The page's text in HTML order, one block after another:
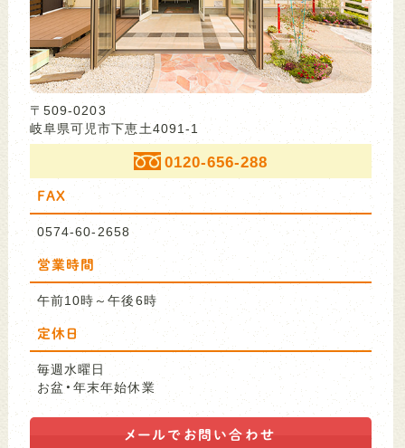
〒509-0203
岐阜県可児市下恵土4091-1
0120-656-288
FAX
0574-60-2658
営業時間
午前10時～午後6時
定休日
毎週水曜日
お盆・年末年始休業
メールで お問い合わせ